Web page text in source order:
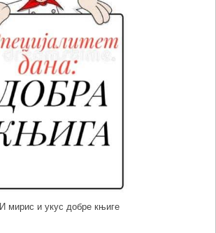
И мирис и укус добре књиге